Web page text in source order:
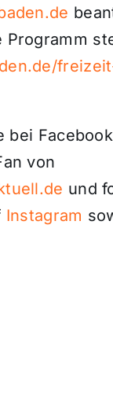
Programm
bei
von
und
Instagram